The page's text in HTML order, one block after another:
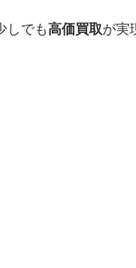
しでも高価買取が実